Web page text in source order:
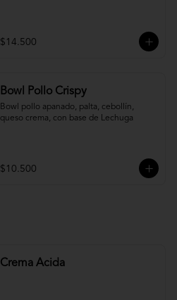
$14.500
Bowl Pollo Crispy
Bowl pollo apanado, palta, cebollín,
queso crema, con base de Lechuga
$10.500
Crema Acida